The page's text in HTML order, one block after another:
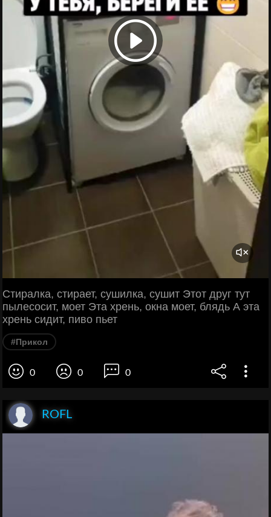
Стиралка, стирает, сушилка, сушит Этот друг тут
пылесосит, моет Эта хрень, окна моет, блядь А эта
хрень сидит, пиво пьет
#Прикол
0 0 0
ROFL